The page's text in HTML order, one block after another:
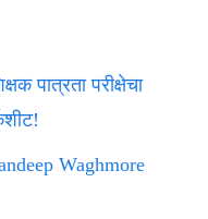
पात्रता परीक्षेचा
Waghmore